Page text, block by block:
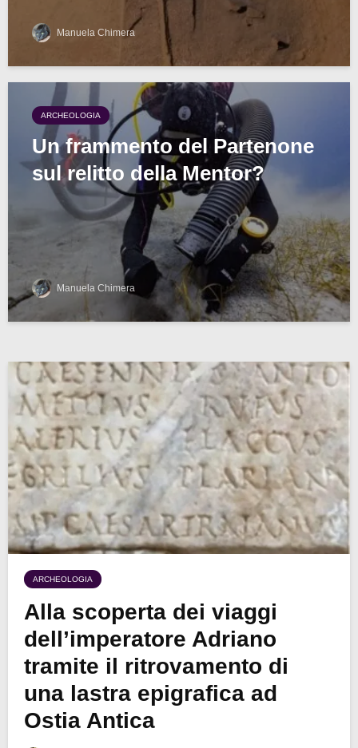
Manuela Chimera
ARCHEOLOGIA
Un frammento del Partenone
sul relitto della Mentor?
Manuela Chimera
ARCHEOLOGIA
Alla scoperta dei viaggi
dell’imperatore Adriano
tramite il ritrovamento di
una lastra epigrafica ad
Ostia Antica